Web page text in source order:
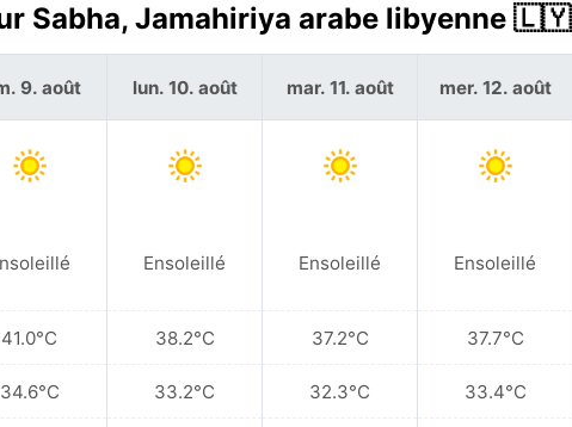
Sabha, Jamahiriya arabe libyenne 🇱🇾
9. août
41.0°C
34.6°C
lun. 10. août
Ensoleillé
38.2°C
33.2°C
mar. 11. août
Ensoleillé
37.2°C
32.3°C
mer. 12. août
Ensoleillé
37.7°C
33.4°C